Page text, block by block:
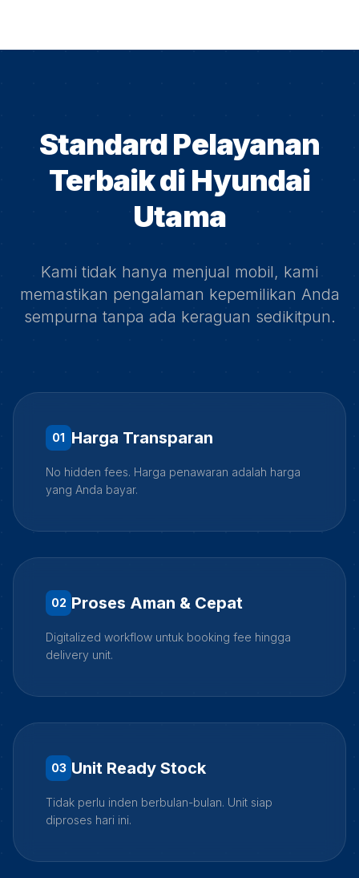
Standard Pelayanan
Terbaik di Hyundai
Utama
Kami tidak hanya menjual mobil, kami
memastikan pengalaman kepemilikan Anda
sempurna tanpa ada keraguan sedikitpun.
01 Harga Transparan
No hidden fees. Harga penawaran adalah harga
yang Anda bayar.
02 Proses Aman & Cepat
Digitalized workflow untuk booking fee hingga
delivery unit.
03 Unit Ready Stock
Tidak perlu inden berbulan-bulan. Unit siap
diproses hari ini.